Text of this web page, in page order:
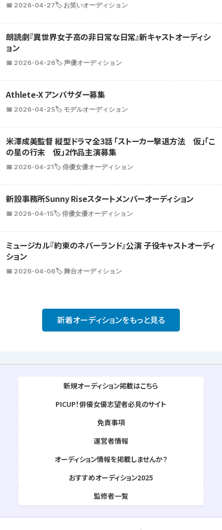
📅 2026-04-27🏷️ お笑いオーディション
朗読劇『異世界女子高の非日常な日常』新キャストオーディシ
ョン
📅 2026-04-26🏷️ 声優オーディション
Athlete-X アンバサダー募集
📅 2026-04-25🏷️ モデルオーディション
米澤成美監督 縦型ドラマ全3話 「ストーカー撃退方法 仮」「こ
の星の行末 仮」2作品主演募集
📅 2026-04-21🏷️ 俳優女優オーディション
新設事務所Sunny Riseスタートメンバーオーディション
📅 2026-04-15🏷️ 俳優女優オーディション
ミュージカル『約束のネバーランド』公演 子役キャストオーディ
ション
📅 2026-04-06🏷️ 舞台オーディション
新着オーディションをもっと見る
新規オーディション掲載はこちら
PICUP！俳優女優志望者必見のサイト
免責事項
運営者情報
オーディション情報を掲載しませんか？
おすすめオーディション2025
監修者一覧